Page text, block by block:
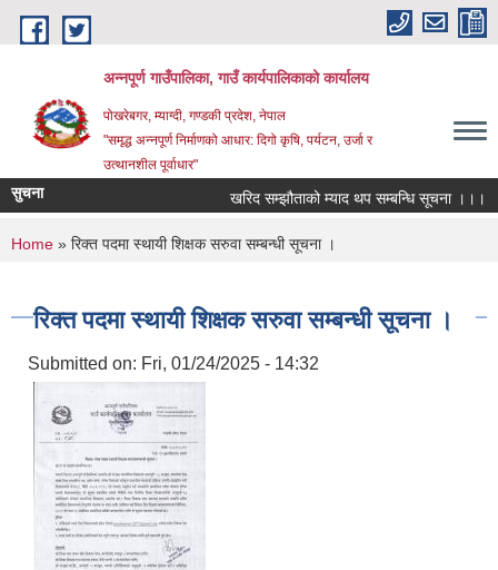
Skip to main content
अन्‍नपूर्ण गाउँपालिका, गाउँ कार्यपालिकाको कार्यालय
पोखरेबगर, म्याग्दी, गण्डकी प्रदेश, नेपाल
"समृद्ध अन्‍नपूर्ण निर्माणको आधार: दिगो कृषि, पर्यटन, उर्जा र
उत्थानशील पूर्वाधार"
सुचना खरिद सम्झौताको म्याद थप सम्बन्धि सूचना ।।।
You are here
Home » रिक्त पदमा स्थायी शिक्षक सरुवा सम्बन्धी सूचना ।
रिक्त पदमा स्थायी शिक्षक सरुवा सम्बन्धी सूचना ।
Submitted on: Fri, 01/24/2025 - 14:32